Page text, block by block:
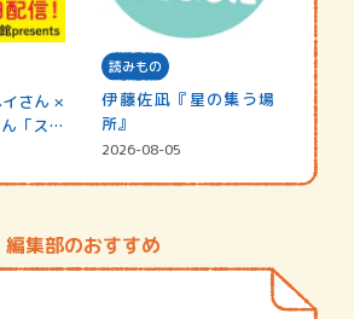
さん ×
「スペ
読みもの
伊藤佐凪『星の集う場
所』
2026-08-05
編集部のおすすめ